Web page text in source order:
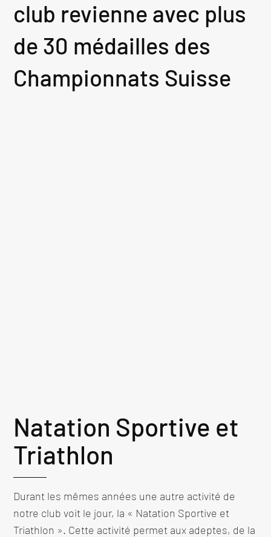
club revienne avec plus
de 30 médailles des
Championnats Suisse
Natation Sportive et
Triathlon
Durant les mêmes années une autre activité de
notre club voit le jour, la « Natation Sportive et
Triathlon ». Cette activité permet aux adeptes, de la